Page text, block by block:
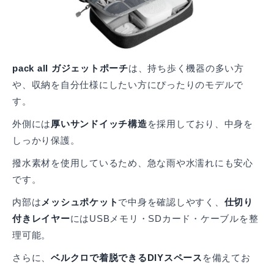
pack all ガジェットポーチは、持ち歩く機器の多い方
や、収納を自分仕様にしたい方にぴったりのモデルで
す。
外側には厚いサンドイッチ構造を採用しており、中身を
しっかり保護。
撥水素材を使用しているため、急な雨や水濡れにも安心
です。
内部は メッシュポケット で中身を確認しやすく、 仕切り
付きレイヤーにはUSBメモリ・SDカード・ケーブルを整
理可能。
さらに、 ベルクロで着脱できるDIYスペース を備えてお